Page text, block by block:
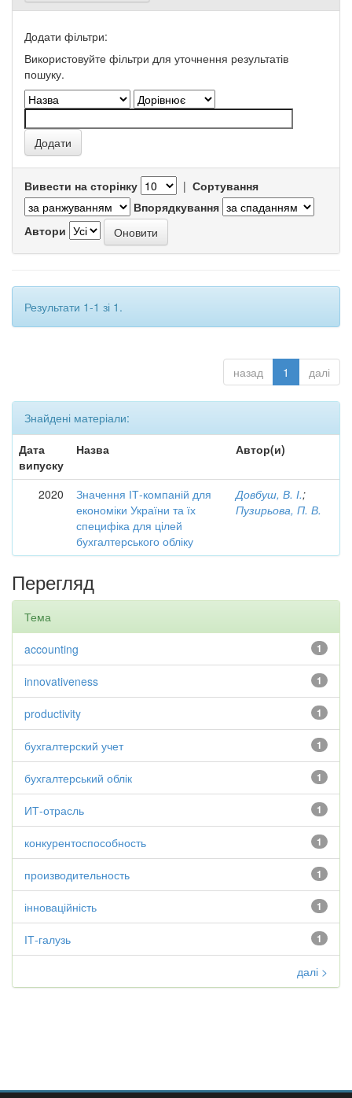
Додати фільтри:
Використовуйте фільтри для уточнення результатів
пошуку.
Вивести на сторінку | Сортування
Впорядкування
Автори
Результати 1-1 зі 1.
назад 1 далі
Знайдені матеріали:
Дата
випуску
Назва Автор(и)
2020
Значення ІТ-компаній для
економіки України та їх
специфіка для цілей
бухгалтерського обліку
Довбуш, В. І.;
Пузирьова, П. В.
Перегляд
Тема
1
accounting
1
innovativeness
1
productivity
1
бухгалтерский учет
1
бухгалтерський облік
1
ИТ-отрасль
1
конкурентоспособность
1
производительность
1
інноваційність
1
ІТ-галузь
далі >